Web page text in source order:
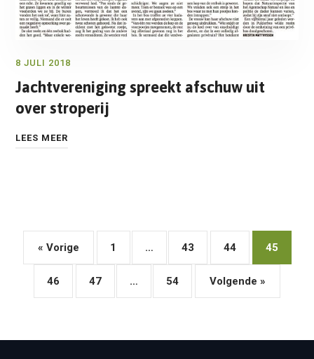
8 JULI 2018
Jachtvereniging spreekt afschuw uit
over stroperij
LEES MEER
« Vorige 1 … 43 44 45
46 47 … 54 Volgende »